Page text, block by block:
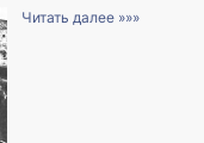
Читать далее »»»